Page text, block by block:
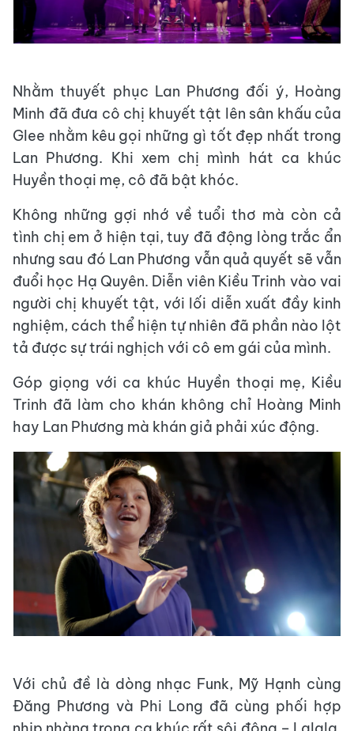
Nhằm thuyết phục Lan Phương đối ý, Hoàng
Minh đã đưa cô chị khuyết tật lên sân khấu của
Glee nhằm kêu gọi những gì tốt đẹp nhất trong
Lan Phương. Khi xem chị mình hát ca khúc
Huyền thoại mẹ, cô đã bật khóc.
Không những gợi nhớ về tuổi thơ mà còn cả
tình chị em ở hiện tại, tuy đã động lòng trắc ẩn
nhưng sau đó Lan Phương vẫn quả quyết sẽ vẫn
đuổi học Hạ Quyên. Diễn viên Kiều Trinh vào vai
người chị khuyết tật, với lối diễn xuất đầy kinh
nghiệm, cách thể hiện tự nhiên đã phần nào lột
tả được sự trái nghịch với cô em gái của mình.
Góp giọng với ca khúc Huyền thoại mẹ, Kiều
Trinh đã làm cho khán không chỉ Hoàng Minh
hay Lan Phương mà khán giả phải xúc động.
Với chủ đề là dòng nhạc Funk, Mỹ Hạnh cùng
Đăng Phương và Phi Long đã cùng phối hợp